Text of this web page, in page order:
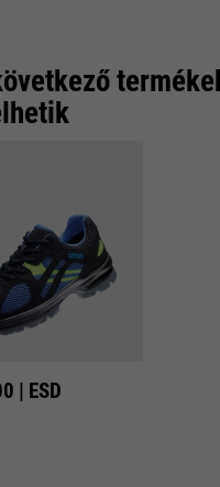
| ESD